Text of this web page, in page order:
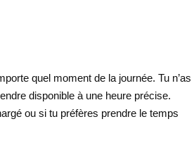
quel moment de la journée. Tu n’as
disponible à une heure précise.
ou si tu préfères prendre le temps